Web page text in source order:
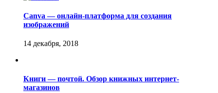
Canva — онлайн-платформа для создания
изображений
Книги — почтой. Обзор книжных интернет-
магазинов